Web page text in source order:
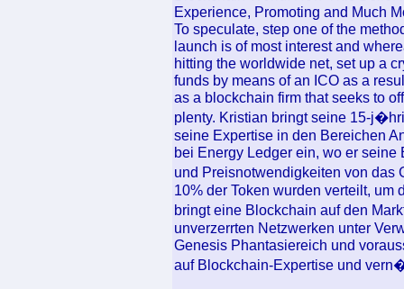
Experience, Promoting and Much
To speculate, step one of the
launch is of most interest and
hitting the worldwide net, set up a
funds by means of an ICO as a
as a blockchain firm that seeks to
plenty. Kristian bringt seine 15-
seine Expertise in den Bereichen
bei Energy Ledger ein, wo er
und Preisnotwendigkeiten von das
10% der Token wurden verteilt, um
bringt eine Blockchain auf den
unverzerrten Netzwerken unter
Genesis Phantasiereich und
auf Blockchain-Expertise und